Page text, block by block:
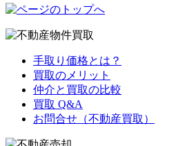
手取り価格とは？
買取のメリット
仲介と買取の比較
買取 Q&A
お問合せ（不動産買取）